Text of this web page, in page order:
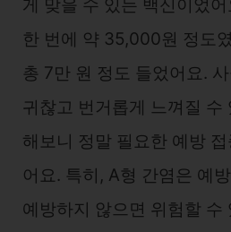
게 맞을 수 있는 백신이었
한 번에 약 35,000원 정도
총 7만 원 정도 들었어요.
귀찮고 번거롭게 느껴질 수
해보니 정말 필요한 예방
어요. 특히, A형 간염은 예
예방하지 않으면 위험할 수